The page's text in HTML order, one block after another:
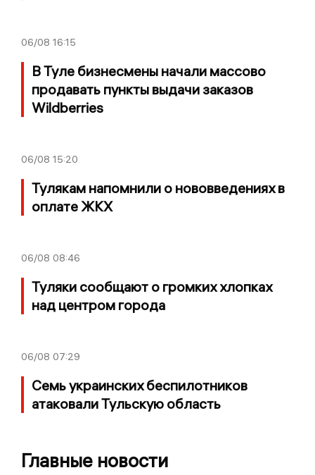
06/08 16:15
В Туле бизнесмены начали массово
продавать пункты выдачи заказов
Wildberries
06/08 15:20
Тулякам напомнили о нововведениях в
оплате ЖКХ
06/08 08:46
Туляки сообщают о громких хлопках
над центром города
06/08 07:29
Семь украинских беспилотников
атаковали Тульскую область
Главные новости